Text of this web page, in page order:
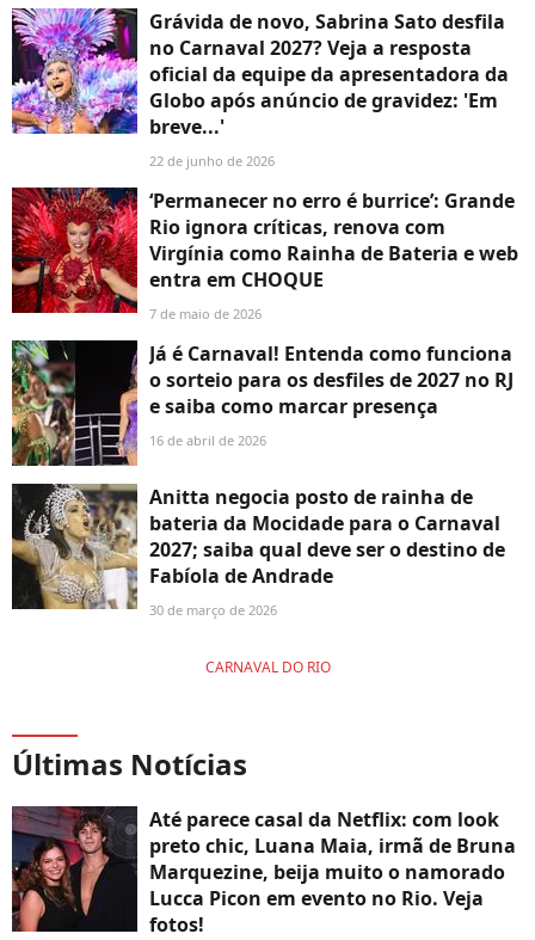
Grávida de novo, Sabrina Sato desfila
no Carnaval 2027? Veja a resposta
oficial da equipe da apresentadora da
Globo após anúncio de gravidez: 'Em
breve...'
22 de junho de 2026
‘Permanecer no erro é burrice’: Grande
Rio ignora críticas, renova com
Virgínia como Rainha de Bateria e web
entra em CHOQUE
7 de maio de 2026
Já é Carnaval! Entenda como funciona
o sorteio para os desfiles de 2027 no RJ
e saiba como marcar presença
16 de abril de 2026
Anitta negocia posto de rainha de
bateria da Mocidade para o Carnaval
2027; saiba qual deve ser o destino de
Fabíola de Andrade
30 de março de 2026
CARNAVAL DO RIO
Últimas Notícias
Até parece casal da Netflix: com look
preto chic, Luana Maia, irmã de Bruna
Marquezine, beija muito o namorado
Lucca Picon em evento no Rio. Veja
fotos!